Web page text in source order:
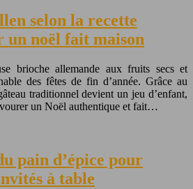
selon la recette
noël fait maison
brioche allemande aux fruits secs et
des fêtes de fin d’année. Grâce au
traditionnel devient un jeu d’enfant,
un Noël authentique et fait…
pain d’épice pour
à table